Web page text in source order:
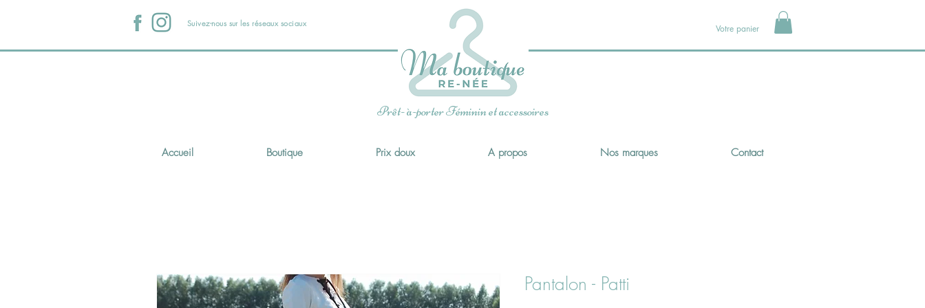
Suivez-nous sur les réseaux sociaux Votre panier
Prêt- à-porter Féminin et accessoires
Accueil Boutique Prix doux A propos Nos marques Contact
Pantalon - Patti